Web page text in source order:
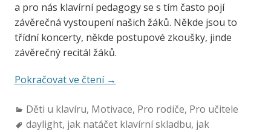
a pro nás klavírní pedagogy se s tím často pojí
závěrečná vystoupení našich žáků. Někde jsou to
třídní koncerty, někde postupové zkoušky, jinde
závěrečný recitál žáků.
Pokračovat ve čtení →
Děti u klavíru, Motivace, Pro rodiče, Pro učitele
daylight, jak natáčet klavírní skladbu, jak